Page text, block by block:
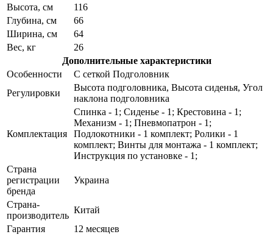
Высота, см
116
Глубина, см
66
Ширина, см
64
Вес, кг
26
Дополнительные характеристики
Особенности
С сеткой Подголовник
Регулировки
Высота подголовника, Высота сиденья, Угол
наклона подголовника
Комплектация
Спинка - 1; Сиденье - 1; Крестовина - 1;
Механизм - 1; Пневмопатрон - 1;
Подлокотники - 1 комплект; Ролики - 1
комплект; Винты для монтажа - 1 комплект;
Инструкция по установке - 1;
Страна
регистрации
бренда
Украина
Страна-
производитель
Китай
Гарантия
12 месяцев